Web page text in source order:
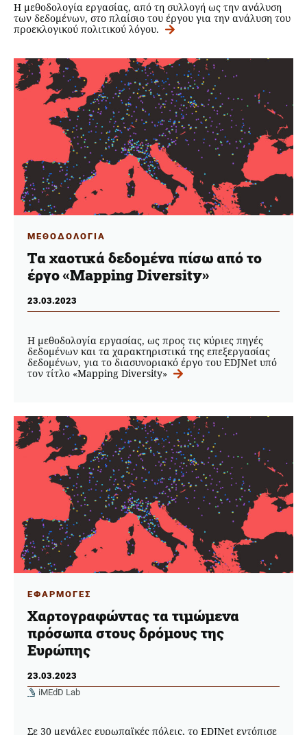
Η μεθοδολογία εργασίας, από τη συλλογή ως την ανάλυση
των δεδομένων, στο πλαίσιο του έργου για την ανάλυση του
προεκλογικού πολιτικού λόγου.
ΜΕΘΟΔΟΛΟΓΙΑ
Tα χαοτικά δεδομένα πίσω από το
έργο «Mapping Diversity»
23.03.2023
Η μεθοδολογία εργασίας, ως προς τις κύριες πηγές
δεδομένων και τα χαρακτηριστικά της επεξεργασίας
δεδομένων, για το διασυνοριακό έργο του EDJNet υπό
τον τίτλο «Mapping Diversity»
ΕΦΑΡΜΟΓΕΣ
Χαρτογραφώντας τα τιμώμενα
πρόσωπα στους δρόμους της
Ευρώπης
23.03.2023
iMEdD Lab
Σε 30 μεγάλες ευρωπαϊκές πόλεις, το EDJNet εντόπισε